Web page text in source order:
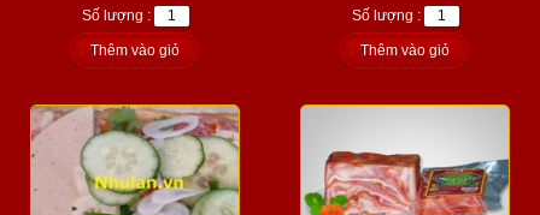
Số lượng :
Thêm vào giỏ
Số lượng :
Thêm vào giỏ